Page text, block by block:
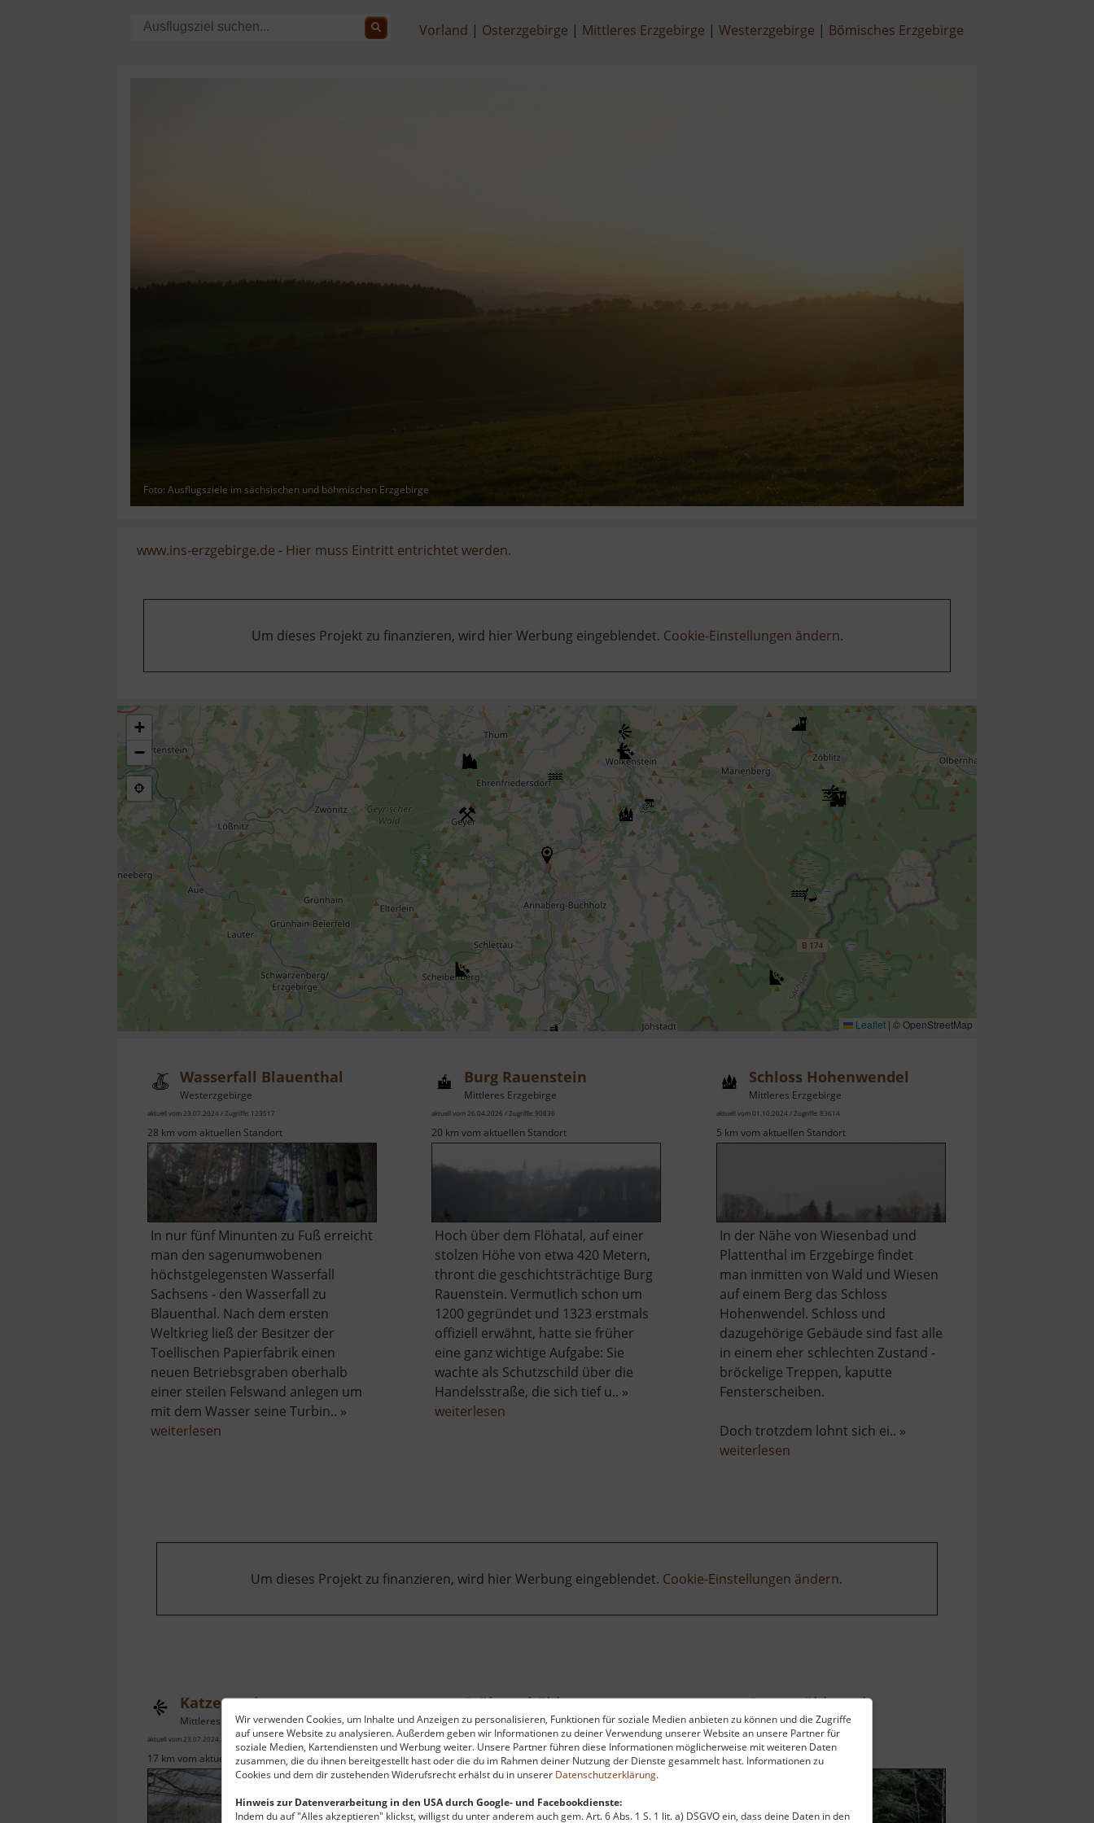
Wir verwenden Cookies, um Inhalte und Anzeigen zu personalisieren, Funktionen für soziale Medien anbieten zu können und die Zugriffe
auf unsere Website zu analysieren. Außerdem geben wir Informationen zu deiner Verwendung unserer Website an unsere Partner für
soziale Medien, Kartendiensten und Werbung weiter. Unsere Partner führen diese Informationen möglicherweise mit weiteren Daten
zusammen, die du ihnen bereitgestellt hast oder die du im Rahmen deiner Nutzung der Dienste gesammelt hast. Informationen zu
Cookies und dem dir zustehenden Widerufsrecht erhälst du in unserer Datenschutzerklärung.
Hinweis zur Datenverarbeitung in den USA durch Google- und Facebookdienste:
Indem du auf "Alles akzeptieren" klickst, willigst du unter anderem auch gem. Art. 6 Abs. 1 S. 1 lit. a) DSGVO ein, dass deine Daten in den
Vorland Osterzgebirge Mittleres Erzgebirge Westerzgebirge Bömisches Erzgebirge
Foto: Ausflugsziele im sächsischen und böhmischen Erzgebirge
www.ins-erzgebirge.de - Hier muss Eintritt entrichtet werden.
Um dieses Projekt zu finanzieren, wird hier Werbung eingeblendet. Cookie-Einstellungen ändern.
+
−
Leaflet | © OpenStreetMap
Wasserfall Blauenthal
Westerzgebirge
aktuell vom 23.07.2024 / Zugriffe: 123517
28 km vom aktuellen Standort
In nur fünf Minunten zu Fuß erreicht
man den sagenumwobenen
höchstgelegensten Wasserfall
Sachsens - den Wasserfall zu
Blauenthal. Nach dem ersten
Weltkrieg ließ der Besitzer der
Toellischen Papierfabrik einen
neuen Betriebsgraben oberhalb
einer steilen Felswand anlegen um
mit dem Wasser seine Turbin.. »
weiterlesen
Burg Rauenstein
Mittleres Erzgebirge
aktuell vom 26.04.2026 / Zugriffe: 90836
20 km vom aktuellen Standort
Hoch über dem Flöhatal, auf einer
stolzen Höhe von etwa 420 Metern,
thront die geschichtsträchtige Burg
Rauenstein. Vermutlich schon um
1200 gegründet und 1323 erstmals
offiziell erwähnt, hatte sie früher
eine ganz wichtige Aufgabe: Sie
wachte als Schutzschild über die
Handelsstraße, die sich tief u.. »
weiterlesen
Schloss Hohenwendel
Mittleres Erzgebirge
aktuell vom 01.10.2024 / Zugriffe: 83614
5 km vom aktuellen Standort
In der Nähe von Wiesenbad und
Plattenthal im Erzgebirge findet
man inmitten von Wald und Wiesen
auf einem Berg das Schloss
Hohenwendel. Schloss und
dazugehörige Gebäude sind fast alle
in einem eher schlechten Zustand -
bröckelige Treppen, kaputte
Fensterscheiben.
Doch trotzdem lohnt sich ei.. »
weiterlesenüber
Um dieses Projekt zu finanzieren, wird hier Werbung eingeblendet. Cookie-Einstellungen ändern.
Katzenstein
Mittleres Erzgebirge
aktuell vom 23.07.2024 / Zugriffe: 83339
17 km vom aktuellen Standort
Stülpnerhöhle
Mittleres Erzgebirge
aktuell vom 23.07.2024 / Zugriffe: 81589
6 km vom aktuellen Standort
Sternmühlental
Erzgebirgsvorland
aktuell vom 23.07.2024 / Zugriffe: 74965
22 km vom aktuellen Standort